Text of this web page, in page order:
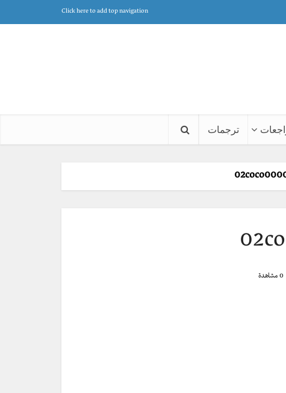
Click here to add top navigation
ترجمات
0 مشاهدة